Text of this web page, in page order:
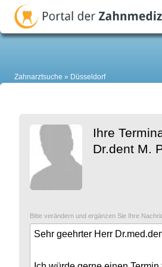
Zahnarztsuche Düsseldorf
Ihre
Dr.dent M.
Bitte verändern und ergänzen Sie Ihre